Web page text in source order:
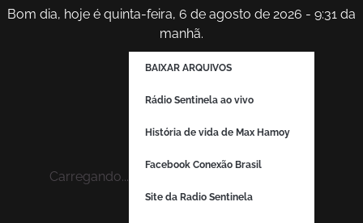
Bom dia, hoje é quinta-feira, 6 de agosto de 2026 - 9:31 da
manhã.
Carregando...
BAIXAR ARQUIVOS
Rádio Sentinela ao vivo
História de vida de Max Hamoy
Facebook Conexão Brasil
Site da Radio Sentinela